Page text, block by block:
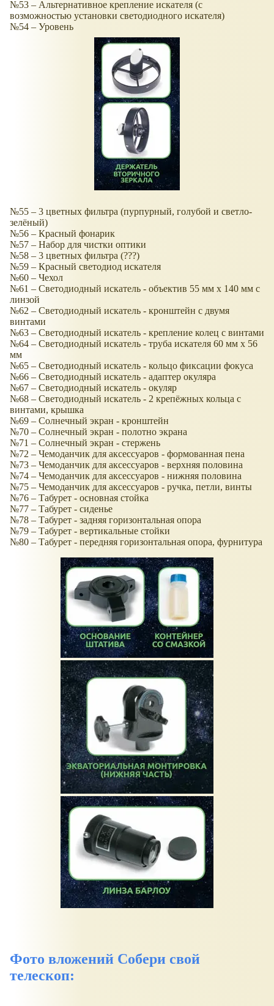
№53 – Альтернативное крепление искателя (с
возможностью установки светодиодного искателя)
№54 – Уровень
№55 – 3 цветных фильтра (пурпурный, голубой и светло-
зелёный)
№56 – Красный фонарик
№57 – Набор для чистки оптики
№58 – 3 цветных фильтра (???)
№59 – Красный светодиод искателя
№60 – Чехол
№61 – Светодиодный искатель - объектив 55 мм х 140 мм с
линзой
№62 – Светодиодный искатель - кронштейн с двумя
винтами
№63 – Светодиодный искатель - крепление колец с винтами
№64 – Светодиодный искатель - труба искателя 60 мм х 56
мм
№65 – Светодиодный искатель - кольцо фиксации фокуса
№66 – Светодиодный искатель - адаптер окуляра
№67 – Светодиодный искатель - окуляр
№68 – Светодиодный искатель - 2 крепёжных кольца с
винтами, крышка
№69 – Солнечный экран - кронштейн
№70 – Солнечный экран - полотно экрана
№71 – Солнечный экран - стержень
№72 – Чемоданчик для аксессуаров - формованная пена
№73 – Чемоданчик для аксессуаров - верхняя половина
№74 – Чемоданчик для аксессуаров - нижняя половина
№75 – Чемоданчик для аксессуаров - ручка, петли, винты
№76 – Табурет - основная стойка
№77 – Табурет - сиденье
№78 – Табурет - задняя горизонтальная опора
№79 – Табурет - вертикальные стойки
№80 – Табурет - передняя горизонтальная опора, фурнитура
Фото вложений Собери свой
телескоп: